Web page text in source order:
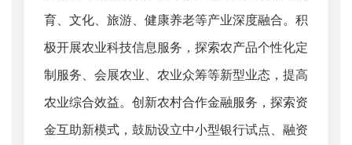
育、文化、旅游、健康养老等产业深度融合。积
极开展农业科技信息服务，探索农产品个性化定
制服务、会展农业、农业众筹等新型业态，提高
农业综合效益。创新农村合作金融服务，探索资
金互助新模式，鼓励设立中小型银行试点、融资